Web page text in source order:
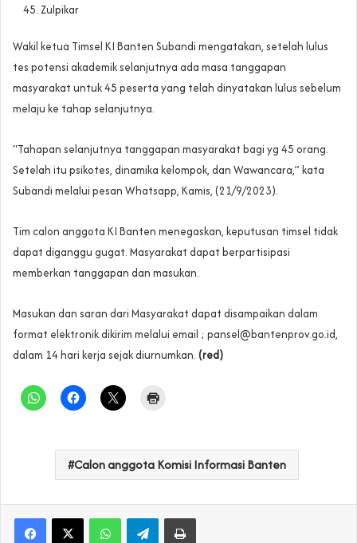
Zulpikar
Wakil ketua Timsel KI Banten Subandi mengatakan, setelah lulus
tes potensi akademik selanjutnya ada masa tanggapan
masyarakat untuk 45 peserta yang telah dinyatakan lulus sebelum
melaju ke tahap selanjutnya.
“Tahapan selanjutnya tanggapan masyarakat bagi yg 45 orang.
Setelah itu psikotes, dinamika kelompok, dan Wawancara,” kata
Subandi melalui pesan Whatsapp, Kamis, (21/9/2023).
Tim calon anggota KI Banten menegaskan, keputusan timsel tidak
dapat diganggu gugat. Masyarakat dapat berpartisipasi
memberkan tanggapan dan masukan.
Masukan dan saran dari Masyarakat dapat disampaikan dalam
format elektronik dikirim melalui email ; pansel@bantenprov.go.id,
dalam 14 hari kerja sejak diurnumkan. (red)
Calon anggota Komisi Informasi Banten
WhatsAppTelegramPrint